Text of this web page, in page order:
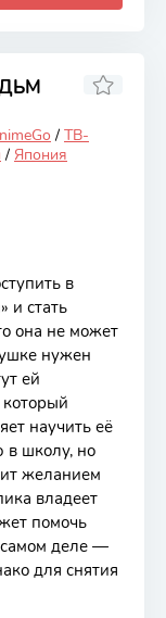
/ ТВ-
/ Япония
в
и стать
она не может
нужен
ей
который
научить её
в школу, но
желанием
владеет
помочь
самом деле —
для снятия